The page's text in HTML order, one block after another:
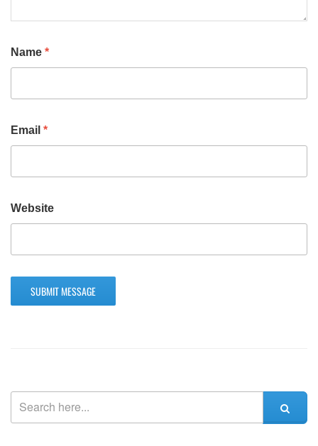
Name *
Email *
Website